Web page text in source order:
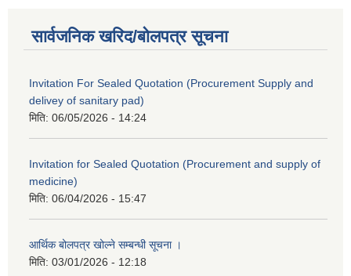
सार्वजनिक खरिद/बोलपत्र सूचना
Invitation For Sealed Quotation (Procurement Supply and
delivey of sanitary pad)
मिति: 06/05/2026 - 14:24
Invitation for Sealed Quotation (Procurement and supply of
medicine)
मिति: 06/04/2026 - 15:47
आर्थिक बोलपत्र खोल्ने सम्बन्धी सूचना ।
मिति: 03/01/2026 - 12:18